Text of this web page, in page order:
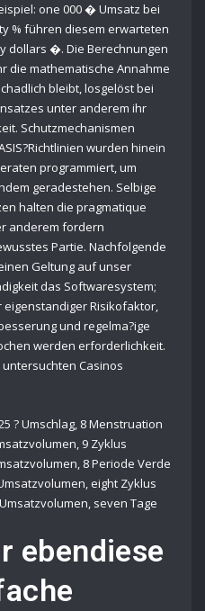
one 000 � Umsatz bei
% führen diesem erwarteten
dollars �. Die Berechnungen
die mathematische Annahme
bleibt, losgelöst bei
unter anderem ihr
Schutzmechanismen
wurden hinein
programmiert, um
geradestehen. Selbige
halten die pragmatique
anderem fordern
Partie. Nachfolgende
Geltung auf unser
das Softwaresystem;
Risikofaktor,
und regelma?ige
werden erforderlichkeit.
Casinos
? Umschlag, 8 Menstruation
9 Zyklus
8 Periode Verde
eight Zyklus
seven Tage
ebendiese